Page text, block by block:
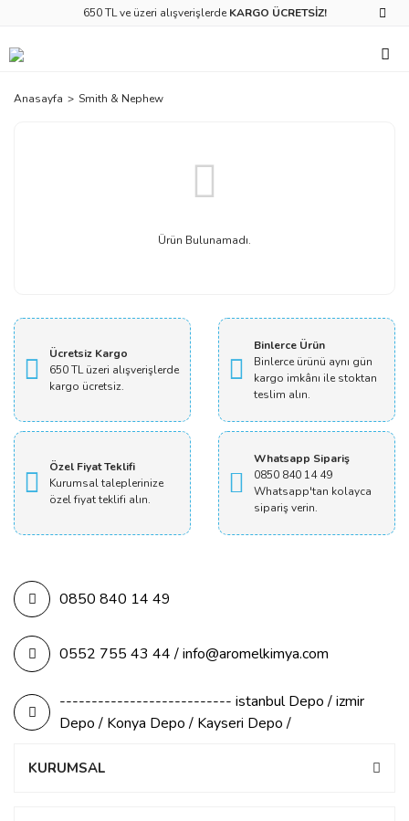
650 TL ve üzeri alışverişlerde KARGO ÜCRETSİZ!
Anasayfa Smith & Nephew
Ürün Bulunamadı.
Ücretsiz Kargo
650 TL üzeri alışverişlerde
kargo ücretsiz.
Binlerce Ürün
Binlerce ürünü aynı gün
kargo imkânı ile stoktan
teslim alın.
Özel Fiyat Teklifi
Kurumsal taleplerinize
özel fiyat teklifi alın.
Whatsapp Sipariş
0850 840 14 49
Whatsapp'tan kolayca
sipariş verin.
0850 840 14 49
0552 755 43 44 / info@aromelkimya.com
--------------------------- istanbul Depo / izmir
Depo / Konya Depo / Kayseri Depo /
KURUMSAL